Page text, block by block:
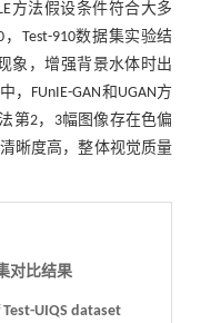
方法假设条件符合大多
Test-910数据集实验结
象，增强背景水体时出
FUnIE-GAN和UGAN方
第2，3幅图像存在色偏
晰度高，整体视觉质量
对比结果
UIQS dataset